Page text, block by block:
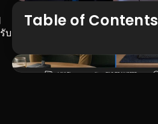
บ
Table of Contents